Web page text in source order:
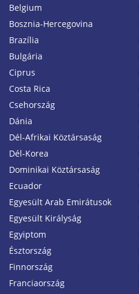
Belgium
Bosznia-Hercegovina
Brazília
Bulgária
Ciprus
Costa Rica
Csehország
Dánia
Dél-Afrikai Köztársaság
Dél-Korea
Dominikai Köztársaság
Ecuador
Egyesült Arab Emirátusok
Egyesült Királyság
Egyiptom
Észtország
Finnország
Franciaország